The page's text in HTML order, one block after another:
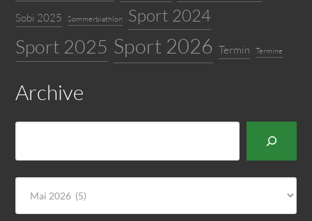
Sobi 2025
Sommerbiathlon Sport 2024
Sport 2025 Sport 2026 Termin Termine
Archive